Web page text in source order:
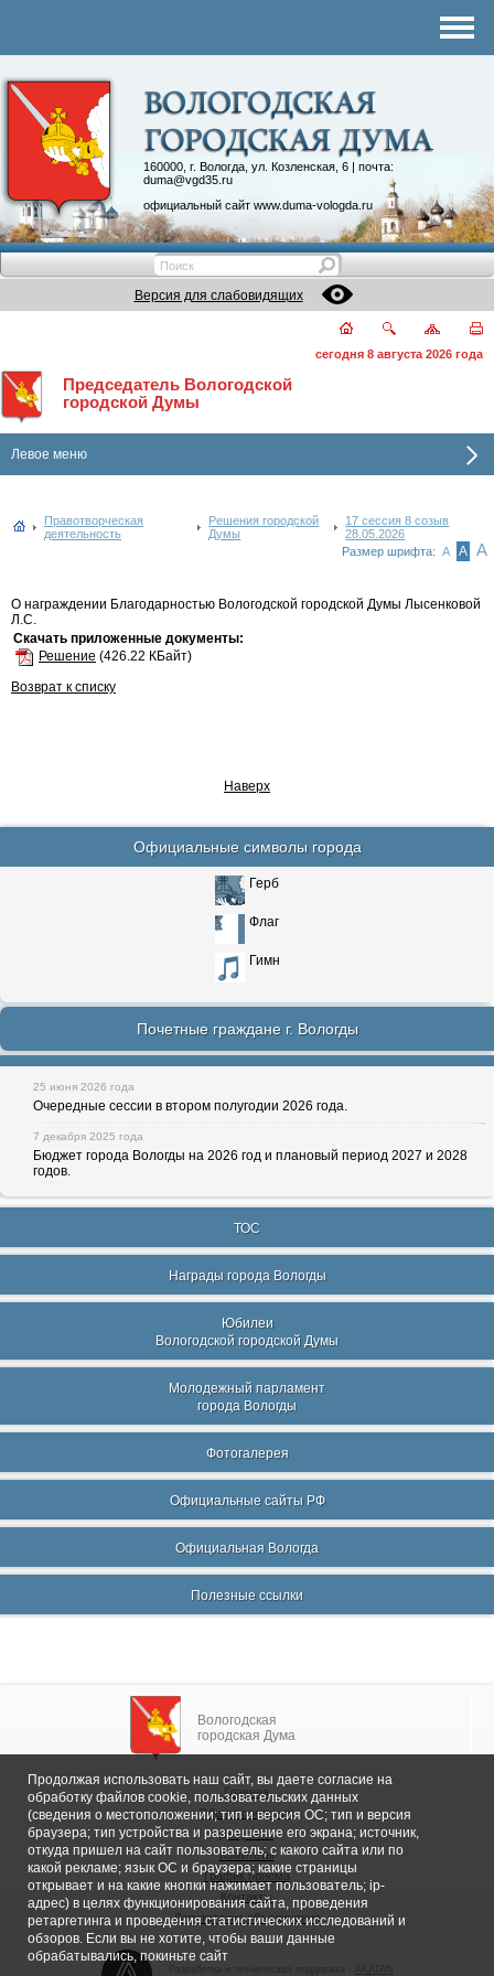
160000, г. Вологда, ул. Козленская, 6 | почта:
duma@vgd35.ru
официальный сайт www.duma-vologda.ru
Контакты
Депутатские объединения
Версия для слабовидящих
сегодня 8 августа 2026 года
Председатель Вологодской
городской Думы
Левое меню
Правотворческая
деятельность
Решения городской
Думы
17 сессия 8 созыв
28.05.2026
Размер шрифта: А А А
О награждении Благодарностью Вологодской городской Думы Лысенковой
Л.С.
Скачать приложенные документы:
Решение (426.22 КБайт)
Возврат к списку
Наверх
Официальные символы города
Герб
Флаг
Гимн
Почетные граждане г. Вологды
25 июня 2026 года
Очередные сессии в втором полугодии 2026 года.
7 декабря 2025 года
Бюджет города Вологды на 2026 год и плановый период 2027 и 2028
годов.
ТОС
Награды города Вологды
Юбилеи
Вологодской городской Думы
Молодежный парламент
города Вологды
Фотогалерея
Официальные сайты РФ
Официальная Вологда
Полезные ссылки
Вологодская
городская Дума
Главная
Общие сведения
Депутаты
Комитеты
График приема
Контакты
Депутатские объединения
Продолжая использовать наш сайт, вы даете согласие на
обработку файлов cookie, пользовательских данных
(сведения о местоположении; тип и версия ОС; тип и версия
браузера; тип устройства и разрешение его экрана; источник,
откуда пришел на сайт пользователь; с какого сайта или по
какой рекламе; язык ОС и браузера; какие страницы
открывает и на какие кнопки нажимает пользователь; ip-
адрес) в целях функционирования сайта, проведения
ретаргетинга и проведения статистических исследований и
обзоров. Если вы не хотите, чтобы ваши данные
обрабатывались, покиньте сайт